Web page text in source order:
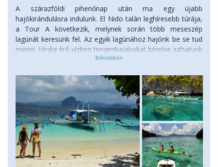
A szárazföldi pihenőnap után ma egy újabb
hajókirándulásra indulunk. El Nido talán leghíresebb túrája,
a Tour A következik, melynek során több meseszép
lagúnát keresünk fel. Az egyik lagúnához hajónk be se tud
menni, térdig érő vízben tengerikajakokat bérelve juthatunk
csak el a függőleges sziklákkal bekerített rejtett vízi
hatalmas sziklafal mögé, hogy élvezhessük a világtól elzárt
homokos partot. Ebédünket egy sziklafal árnyékában
fogyasztjuk el, majd lazítunk a parton. Természetesen
szigetről szigetre hajózva szakítunk elegendő időt, hogy
búvármaszkban és légzőcsővel felszerelkezve
gyönyörködhessünk a tarka, színpompás trópusi
korallokban, halakban. Szállás: szálloda, ellátás: reggeli, a
hajókiránduláson ebéd.